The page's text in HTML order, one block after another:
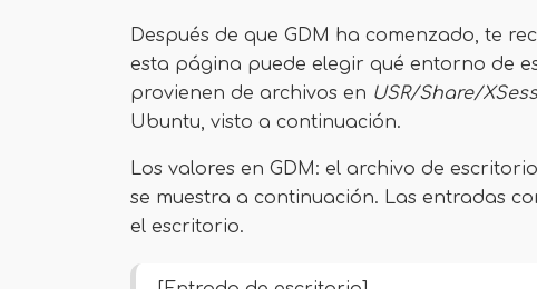
Después de que GDM ha comenzado, te
esta página puede elegir qué entorno de
provienen de archivos en USR/Share/
Ubuntu, visto a continuación.
Los valores en GDM: el archivo de
se muestra a continuación. Las entradas
el escritorio.